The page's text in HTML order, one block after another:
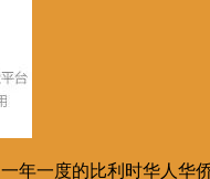
一年一度的比利时华人华